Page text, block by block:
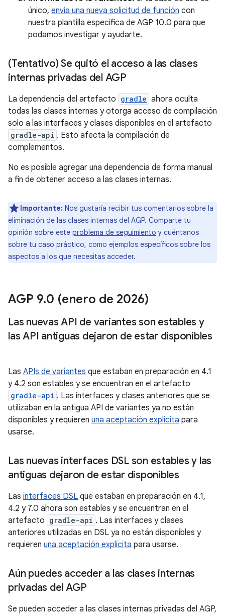
único, envía una nueva solicitud de función con
nuestra plantilla específica de AGP 10.0 para que
podamos investigar y ayudarte.
(Tentativo) Se quitó el acceso a las clases
internas privadas del AGP
La dependencia del artefacto gradle ahora oculta
todas las clases internas y otorga acceso de compilación
solo a las interfaces y clases disponibles en el artefacto
gradle-api . Esto afecta la compilación de
complementos.
No es posible agregar una dependencia de forma manual
a fin de obtener acceso a las clases internas.
Importante: Nos gustaría recibir tus comentarios sobre la
eliminación de las clases internas del AGP. Comparte tu
opinión sobre este problema de seguimiento y cuéntanos
sobre tu caso práctico, como ejemplos específicos sobre los
aspectos a los que necesitas acceder.
AGP 9.0 (enero de 2026)
Las nuevas API de variantes son estables y
las API antiguas dejaron de estar disponibles
Las APIs de variantes que estaban en preparación en 4.1
y 4.2 son estables y se encuentran en el artefacto
gradle-api . Las interfaces y clases anteriores que se
utilizaban en la antigua API de variantes ya no están
disponibles y requieren una aceptación explícita para
usarse.
Las nuevas interfaces DSL son estables y las
antiguas dejaron de estar disponibles
Las interfaces DSL que estaban en preparación en 4.1,
4.2 y 7.0 ahora son estables y se encuentran en el
artefacto gradle-api . Las interfaces y clases
anteriores utilizadas en DSL ya no están disponibles y
requieren una aceptación explícita para usarse.
Aún puedes acceder a las clases internas
privadas del AGP
Se pueden acceder a las clases internas privadas del AGP,